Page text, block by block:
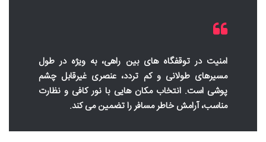
امنیت در توقفگاه های بین راهی، به ویژه در طول
مسیرهای طولانی و کم تردد، عنصری غیرقابل چشم
پوشی است. انتخاب مکان هایی با نور کافی و نظارت
مناسب، آرامش خاطر مسافر را تضمین می کند.